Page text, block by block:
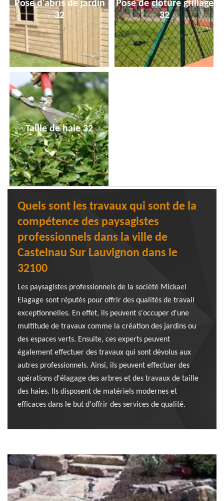
Pose d'abris de jardin
32
Pose de clôture grillage
32
Taille de haie 32
Quels sont les travaux qui sont de la
compétence des paysagistes
professionnels dans la ville de
Castelnau Sur Lauvignon dans le
32100
Les paysagistes professionnels de la société Mickael
Elagage sont réputés pour offrir des qualités de travail
exceptionnelles. En effet, ils peuvent s'occuper d'une
multitude de travaux comme la création des jardins ou
des espaces verts. Ensuite, ces experts peuvent
également effectuer des travaux qui sont dévolus aux
autres professionnels. Ainsi, ils peuvent effectuer des
opérations d'élagage des arbres et des travaux de taille
des haies. Ils disposent de matériels modernes et
efficaces dans le but d'offrir des services de qualité.